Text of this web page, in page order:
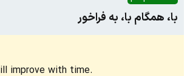
با، همگام با، به فراخور
improve with time.